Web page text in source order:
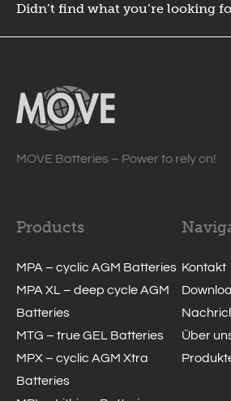
Didn’t find what you’re looking
MOVE Batteries – Power to rely on!
Products
MPA – cyclic AGM Batteries
MPA XL – deep cycle AGM
Batteries
MTG – true GEL Batteries
MPX – cyclic AGM Xtra
Batteries
Kontakt
Über